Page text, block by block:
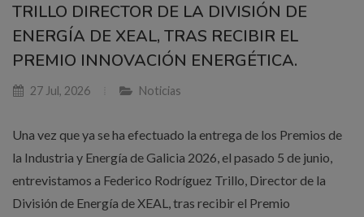
TRILLO DIRECTOR DE LA DIVISIÓN DE
ENERGÍA DE XEAL, TRAS RECIBIR EL
PREMIO INNOVACIÓN ENERGÉTICA.
27 Jul, 2026 Noticias
Una vez que ya se ha efectuado la entrega de los Premios de
la Industria y Energía de Galicia 2026, el pasado 5 de junio,
entrevistamos a Federico Rodríguez Trillo, Director de la
División de Energía de XEAL, tras recibir el Premio